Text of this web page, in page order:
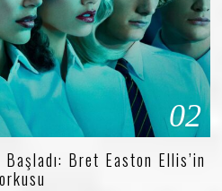
02
Başladı: Bret Easton Ellis’in